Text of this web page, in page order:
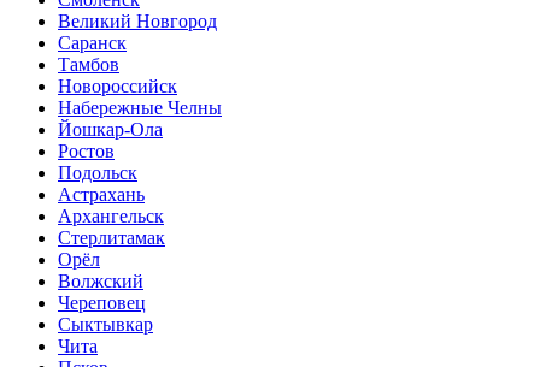
Великий Новгород
Саранск
Тамбов
Новороссийск
Набережные Челны
Йошкар-Ола
Ростов
Подольск
Астрахань
Архангельск
Стерлитамак
Орёл
Волжский
Череповец
Сыктывкар
Чита